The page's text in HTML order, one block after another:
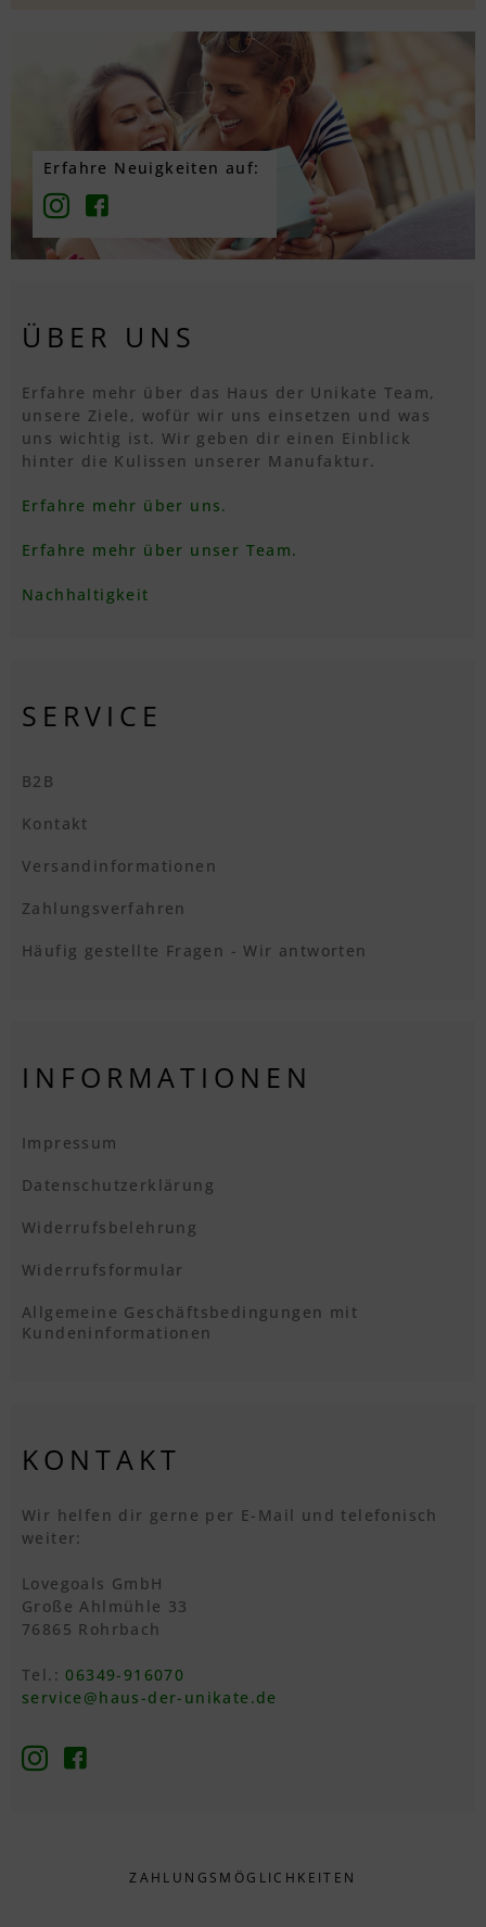
Erfahre Neuigkeiten auf:
ÜBER UNS
Erfahre mehr über das Haus der Unikate Team,
unsere Ziele, wofür wir uns einsetzen und was
uns wichtig ist. Wir geben dir einen Einblick
hinter die Kulissen unserer Manufaktur.
Erfahre mehr über uns.
Erfahre mehr über unser Team.
Nachhaltigkeit
SERVICE
B2B
Kontakt
Versandinformationen
Zahlungsverfahren
Häufig gestellte Fragen - Wir antworten
INFORMATIONEN
Impressum
Datenschutzerklärung
Widerrufsbelehrung
Widerrufsformular
Allgemeine Geschäftsbedingungen mit
Kundeninformationen
KONTAKT
Wir helfen dir gerne per E-Mail und telefonisch
weiter:
Lovegoals GmbH
Große Ahlmühle 33
76865 Rohrbach
Tel.:06349-916070
service@haus-der-unikate.de
ZAHLUNGS­MÖGLICHKEITEN